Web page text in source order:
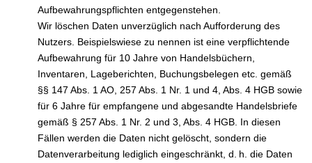
Aufbewahrungspflichten entgegenstehen.
Wir löschen Daten unverzüglich nach Aufforderung des
Nutzers. Beispielswiese zu nennen ist eine verpflichtende
Aufbewahrung für 10 Jahre von Handelsbüchern,
Inventaren, Lageberichten, Buchungsbelegen etc. gemäß
§§ 147 Abs. 1 AO, 257 Abs. 1 Nr. 1 und 4, Abs. 4 HGB sowie
für 6 Jahre für empfangene und abgesandte Handelsbriefe
gemäß § 257 Abs. 1 Nr. 2 und 3, Abs. 4 HGB. In diesen
Fällen werden die Daten nicht gelöscht, sondern die
Datenverarbeitung lediglich eingeschränkt, d. h. die Daten